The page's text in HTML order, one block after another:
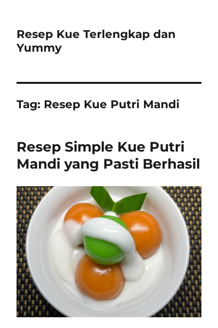
Resep Kue Terlengkap dan
Yummy
Tag: Resep Kue Putri Mandi
Resep Simple Kue Putri
Mandi yang Pasti Berhasil